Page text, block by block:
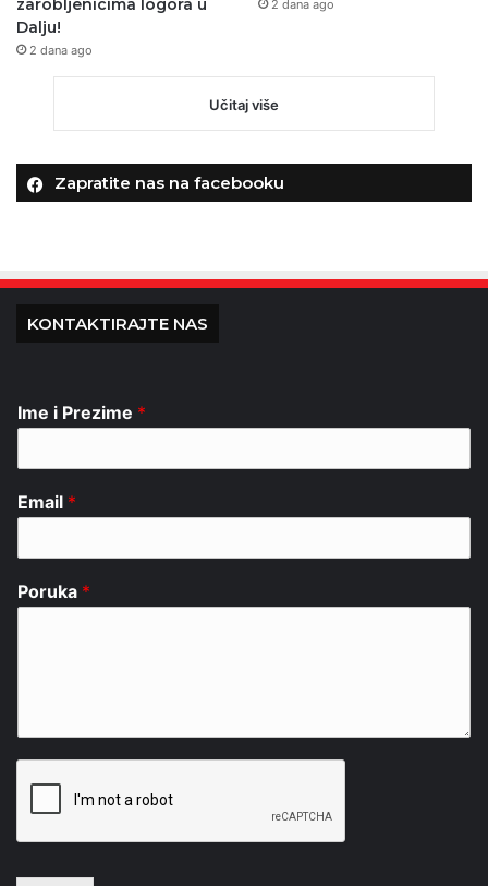
zarobljenicima logora u
Dalju!
2 dana ago
2 dana ago
Učitaj više
Zapratite nas na facebooku
KONTAKTIRAJTE NAS
Ime i Prezime *
Email *
Poruka *